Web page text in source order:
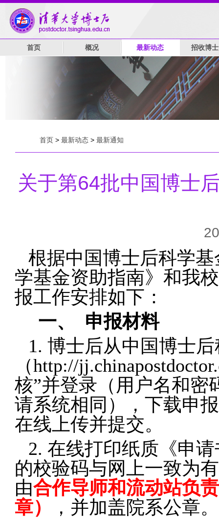
首页 概况 最新动态 招收博
首页> 最新动态> 最新通知
关于第64批中国博士
根据中国博士后科学
学基金资助指南》和我
报工作安排如下：
一、
申报材料
1. 博士后从中国博士
（http://
核”并登录（用户名和密
请系统相同），下载申
在线上传并提交。
2. 在线打印纸质《申
的校验码与网上一致为
由合作导师和流动站负
章）
，并加盖院系公章。